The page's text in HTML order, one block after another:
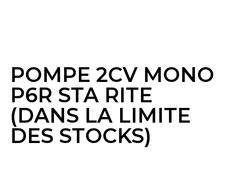
POMPE 2CV MONO
P6R STA RITE
(DANS LA LIMITE
DES STOCKS)